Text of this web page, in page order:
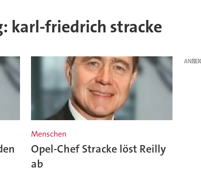
karl-friedrich stracke
Menschen
Opel-Chef Stracke löst Reilly
ab